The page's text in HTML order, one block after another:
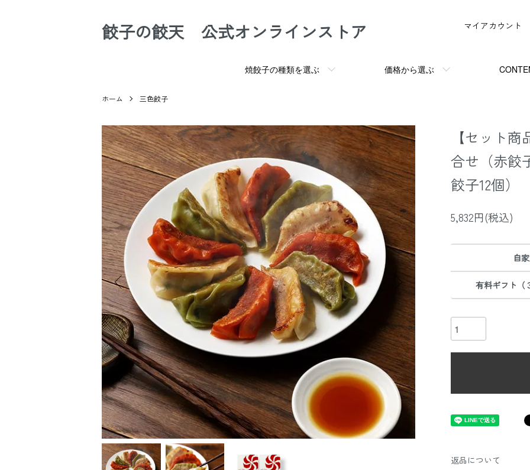
餃子の餃天 公式オンラインストア
焼餃子の種類を選ぶ 価格から選ぶ
マイアカウント
ホーム 三色餃子
【セット
合せ（赤餃
餃子12個）
5,832円(税込)
自
有料ギフト（
返品について